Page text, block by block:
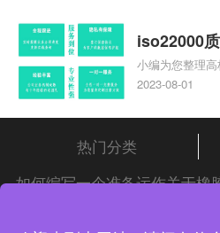
标准是什么相关
查看下方正文！
iso22000
向，质量
小编为您整理
就业前景及就业
和cma未来就
哪些就业方向
可查看下方正文！
2023-08-01
热门分类
如何编写一个准备运作关于橡